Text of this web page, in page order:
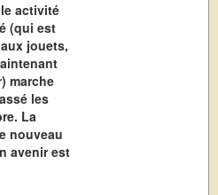
activité
(qui est
jouets,
marche
les
La
nouveau
avenir est